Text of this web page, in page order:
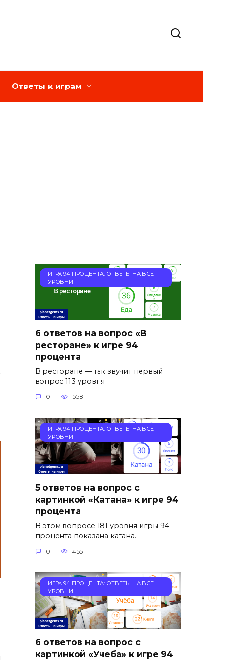
Ответы к играм
ИГРА 94 ПРОЦЕНТА: ОТВЕТЫ НА ВСЕ
УРОВНИ
6 ответов на вопрос «В
ресторане» к игре 94
процента
В ресторане — так звучит первый
вопрос 113 уровня
0 558
ИГРА 94 ПРОЦЕНТА: ОТВЕТЫ НА ВСЕ
УРОВНИ
5 ответов на вопрос с
картинкой «Катана» к игре 94
процента
В этом вопросе 181 уровня игры 94
процента показана катана.
0 455
ИГРА 94 ПРОЦЕНТА: ОТВЕТЫ НА ВСЕ
УРОВНИ
6 ответов на вопрос с
картинкой «Учеба» к игре 94